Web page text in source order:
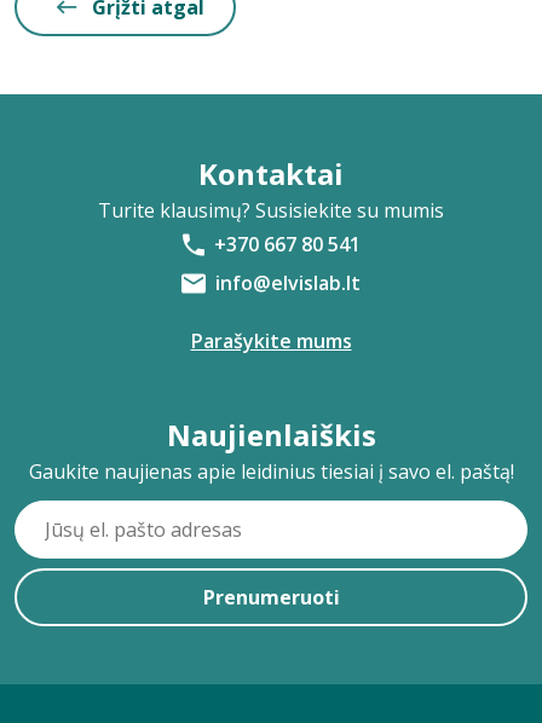
Grįžti atgal
Kontaktai
Turite klausimų? Susisiekite su mumis
+370 667 80 541
info@elvislab.lt
Parašykite mums
Naujienlaiškis
Gaukite naujienas apie leidinius tiesiai į savo el. paštą!
Prenumeruoti